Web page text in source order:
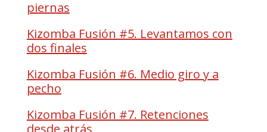
piernas
Kizomba Fusión #5. Levantamos con
dos finales
Kizomba Fusión #6. Medio giro y a
pecho
Kizomba Fusión #7. Retenciones
desde atrás